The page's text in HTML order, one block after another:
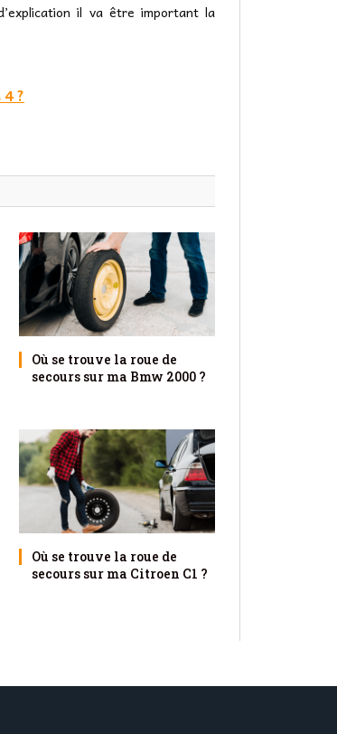
il va être important la
?
Où se trouve la roue de
secours sur ma Bmw 2000 ?
Où se trouve la roue de
secours sur ma Citroen C1 ?